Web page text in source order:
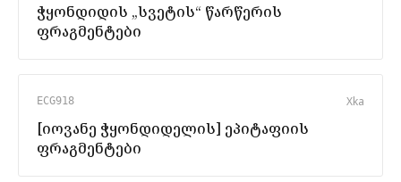
ჭყონდიდის „სვეტის“ წარწერის
ფრაგმენტები
ECG918 Xka
[იოვანე ჭყონდიდელის] ეპიტაფიის
ფრაგმენტები